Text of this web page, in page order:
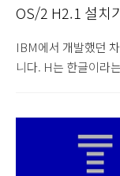
OS/2 H2.1 설치
IBM에서 개발했던
니다. H는 한글이라
넣습니다. 부팅 화
타판에서는 적재 중